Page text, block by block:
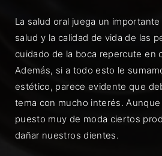
La salud oral juega un
salud y la calidad de vida de las
cuidado de la boca repercute en
Además, si a todo esto le
estético, parece evidente que
tema con mucho interés.
puesto muy de moda ciertos
dañar nuestros dientes.